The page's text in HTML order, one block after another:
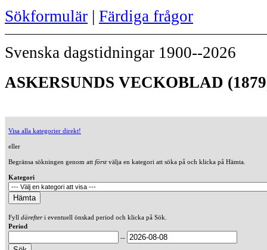
Sökformulär | Färdiga frågor
Svenska dagstidningar 1900--2026
ASKERSUNDS VECKOBLAD
Visa alla kategorier direkt!
eller
Begränsa sökningen genom att förstvälja en kategori att söka på och klicka på Hämta.
Kategori
Fyll därefteri eventuell önskad period och klicka på Sök.
Period
--